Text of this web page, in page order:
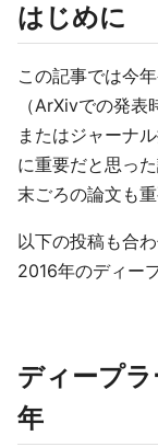
はじめに
この記事では今
（ArXivでの発
またはジャーナ
に重要だと思っ
末ごろの論文も
以下の投稿も合
2016年のディー
ディープ
年